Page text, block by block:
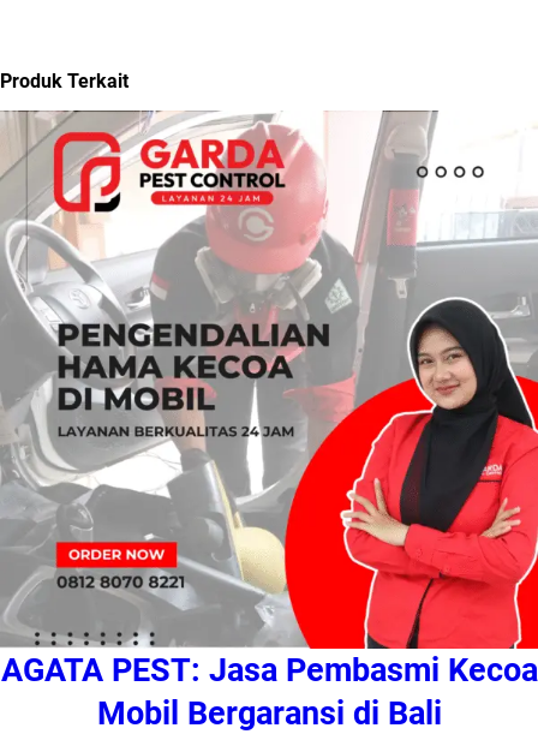
Produk Terkait
AGATA PEST: Jasa Pembasmi Kecoa
Mobil Bergaransi di Bali